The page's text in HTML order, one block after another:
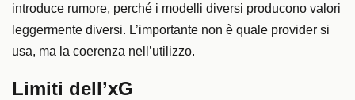
introduce rumore, perché i modelli diversi producono valori
leggermente diversi. L’importante non è quale provider si
usa, ma la coerenza nell’utilizzo.
Limiti dell’xG